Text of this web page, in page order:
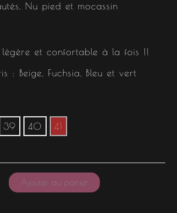
Nu pied et mocassin
et confortable à la fois !!
: Beige, Fuchsia, Bleu et vert
39 40 41
Ajouter au panier